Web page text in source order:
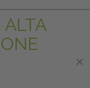
ALTA
×
×